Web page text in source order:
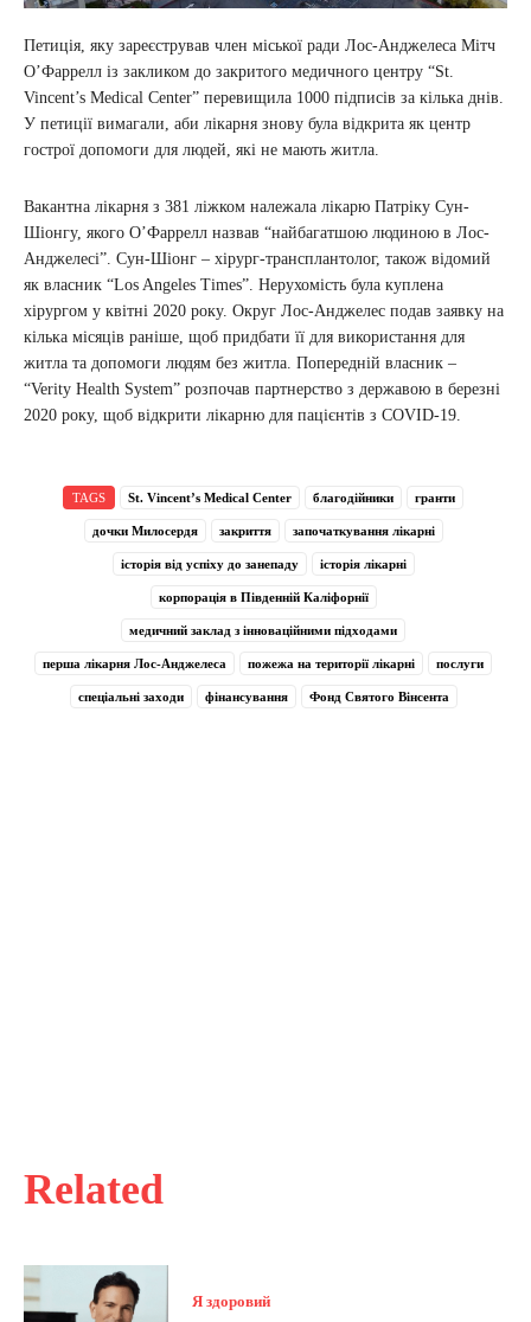
Related
Я здоровий
Петиція, яку зареєстрував член міської ради Лос-Анджелеса Мітч
О’Фаррелл із закликом до закритого медичного центру “St.
Vincent’s Medical Center” перевищила 1000 підписів за кілька днів.
У петиції вимагали, аби лікарня знову була відкрита як центр
гострої допомоги для людей, які не мають житла.
Вакантна лікарня з 381 ліжком належала лікарю Патріку Сун-
Шіонгу, якого О’Фаррелл назвав “найбагатшою людиною в Лос-
Анджелесі”. Сун-Шіонг – хірург-трансплантолог, також відомий
як власник “Los Angeles Times”. Нерухомість була куплена
хірургом у квітні 2020 року. Округ Лос-Анджелес подав заявку на
кілька місяців раніше, щоб придбати її для використання для
житла та допомоги людям без житла. Попередній власник –
“Verity Health System” розпочав партнерство з державою в березні
2020 року, щоб відкрити лікарню для пацієнтів з COVID-19.
TAGS St. Vincent’s Medical Center благодійники гранти
дочки Милосердя закриття започаткування лікарні
історія від успіху до занепаду історія лікарні
корпорація в Південній Каліфорнії
медичний заклад з інноваційними підходами
перша лікарня Лос-Анджелеса пожежа на території лікарні послуги
спеціальні заходи фінансування Фонд Святого Вінсента